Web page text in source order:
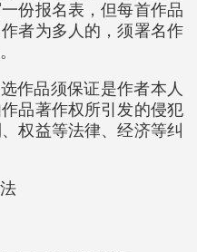
份报名表，但每首作品
者为多人的，须署名作
作品须保证是作者本人
品著作权所引发的侵犯
权益等法律、经济等纠